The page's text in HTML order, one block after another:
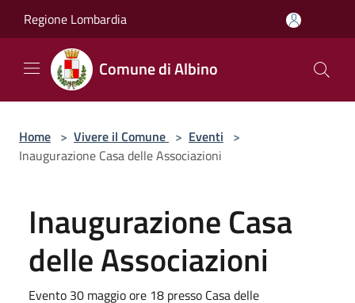
Regione Lombardia
Comune di Albino
Home > Vivere il Comune > Eventi >
Inaugurazione Casa delle Associazioni
Inaugurazione Casa
delle Associazioni
Evento 30 maggio ore 18 presso Casa delle